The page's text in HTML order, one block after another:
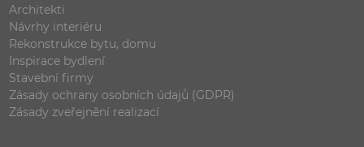
Architekti
Návrhy interiéru
Rekonstrukce bytu, domu
Inspirace bydlení
Stavební firmy
Zásady ochrany osobních údajů (GDPR)
Zásady zveřejnění realizací